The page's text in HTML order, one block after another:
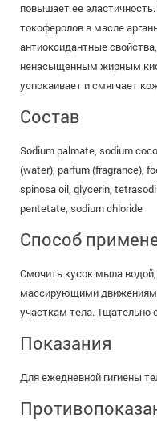
повышает ее
токоферолов в масле
антиоксидантные
ненасыщенным жирным
успокаивает и смягчает
Состав
Sodium palmate, sodium
(water), parfum (fragrance),
spinosa oil, glycerin,
pentetate, sodium chloride
Способ
Смочить кусок мыла
массирующими
участкам тела. Тщательно
Показания
Для ежедневной гигиены